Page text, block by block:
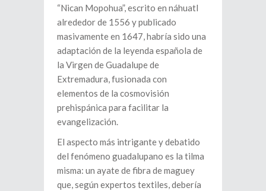
“Nican Mopohua”, escrito en náhuatl
alrededor de 1556 y publicado
masivamente en 1647, habría sido una
adaptación de la leyenda española de
la Virgen de Guadalupe de
Extremadura, fusionada con
elementos de la cosmovisión
prehispánica para facilitar la
evangelización.
El aspecto más intrigante y debatido
del fenómeno guadalupano es la tilma
misma: un ayate de fibra de maguey
que, según expertos textiles, debería